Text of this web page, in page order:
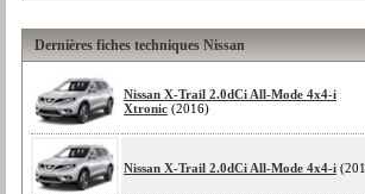
Dernières fiches techniques Nissan
Nissan X-Trail 2.0dCi All-Mode 4x4-i
Xtronic (2016)
Nissan X-Trail 2.0dCi All-Mode 4x4-i